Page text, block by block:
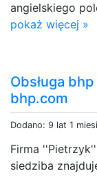
angielskiego
pokaż więcej »
Obsługa
bhp.com
Dodano: 9 lat 1
Firma
siedziba